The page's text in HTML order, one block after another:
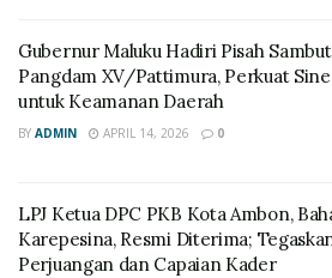
Gubernur Maluku Hadiri Pisah Sambut
Pangdam XV/Pattimura, Perkuat
untuk Keamanan Daerah
BY ADMIN APRIL 14, 2026 0
LPJ Ketua DPC PKB Kota Ambon,
Karepesina, Resmi Diterima;
Perjuangan dan Capaian Kader